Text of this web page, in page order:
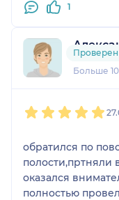
1
1 отзыви
Больше
обратился по
полости,пртняли
оказался
полностью